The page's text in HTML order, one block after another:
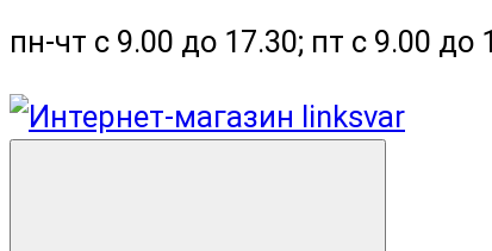
пн-чт с 9.00 до 17.30; пт с 9.00